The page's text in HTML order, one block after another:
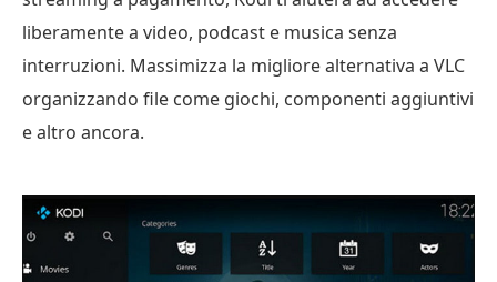
liberamente a video, podcast e musica senza
interruzioni. Massimizza la migliore alternativa a VLC
organizzando file come giochi, componenti aggiuntivi
e altro ancora.